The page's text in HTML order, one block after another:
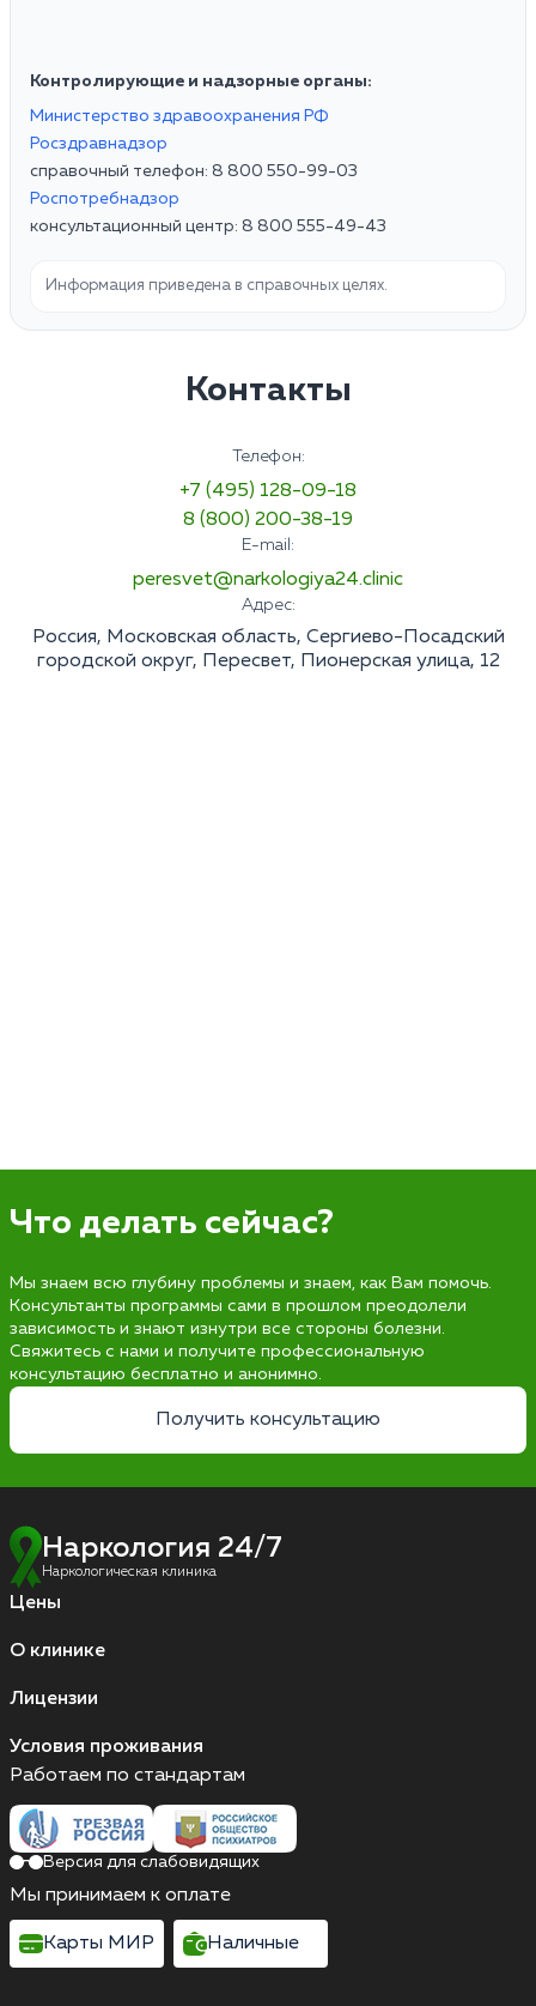
Контролирующие и надзорные органы:
Министерство здравоохранения РФ
Росздравнадзор
справочный телефон: 8 800 550-99-03
Роспотребнадзор
консультационный центр: 8 800 555-49-43
Информация приведена в справочных целях.
Контакты
Телефон:
+7 (495) 128-09-18
8 (800) 200-38-19
E-mail:
peresvet@narkologiya24.clinic
Адрес:
Россия, Московская область, Сергиево-Посадский
городской округ, Пересвет, Пионерская улица, 12
Что делать сейчас?
Мы знаем всю глубину проблемы и знаем, как Вам помочь.
Консультанты программы сами в прошлом преодолели
зависимость и знают изнутри все стороны болезни.
Свяжитесь с нами и получите профессиональную
консультацию бесплатно и анонимно.
Получить консультацию
Наркология 24/7
Наркологическая клиника
Цены
О клинике
Лицензии
Условия проживания
Работаем по стандартам
Версия для слабовидящих
Мы принимаем к оплате
Карты МИР Наличные